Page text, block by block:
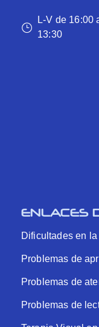
L-V de 16:00
13:30
ENLACES
Dificultades en
Problemas de
Problemas de
Problemas de